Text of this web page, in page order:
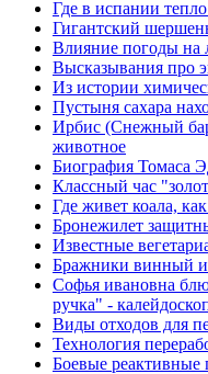
Где в испании
Гигантский
Влияние погоды на
Высказывания про
Из истории
Пустыня сахара
Ирбис (Снежный
животное
Биография Томаса
Классный час
Где живет коала,
Бронежилет
Известные
Бражники винный и
Софья ивановна
ручка" -
Виды отходов для
Технология
Боевые